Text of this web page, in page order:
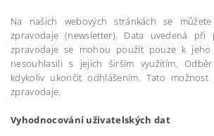
Na našich webových stránkách se
zpravodaje (newsletter). Data uvedená
zpravodaje se mohou použít pouze k
nesouhlasili s jejich širším využitím.
kdykoliv ukončit odhlášením. Tato možnost
zpravodaje.
Vyhodnocování uživatelských dat